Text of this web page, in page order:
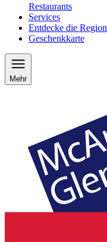
Restaurants
Services
Entdecke die Region
Geschenkkarte
Mehr